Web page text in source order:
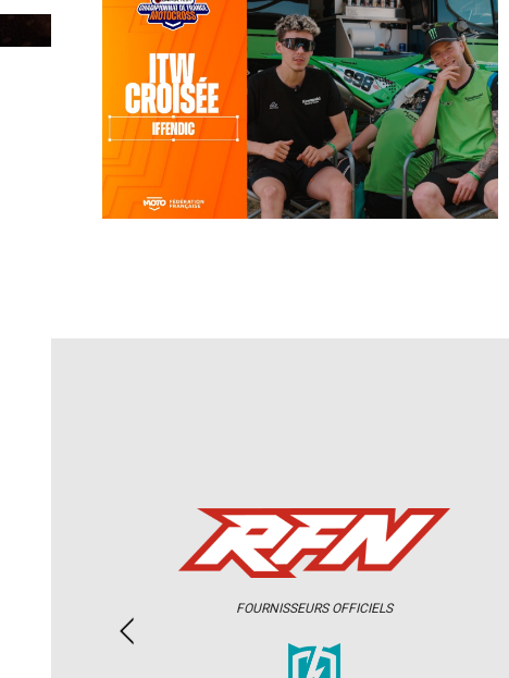
Iffendic (35)
Itw croisée Mathis Valin
Vs Romain Febvre
FOURNISSEURS OFFICIELS